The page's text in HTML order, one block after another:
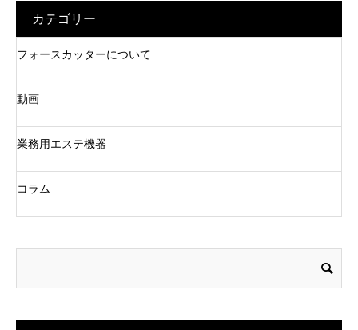
カテゴリー
フォースカッターについて
動画
業務用エステ機器
コラム